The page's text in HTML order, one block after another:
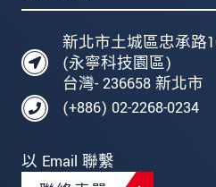
新北市土城區忠承路
(永寧科技園區)
台灣- 236658 新北市
(+886) 02-2268-0234
以 Email 聯繫